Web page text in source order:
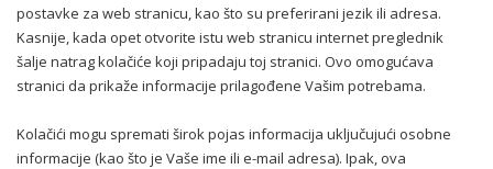
postavke za web stranicu, kao što su preferirani jezik ili adresa.
Kasnije, kada opet otvorite istu web stranicu internet preglednik
šalje natrag kolačiće koji pripadaju toj stranici. Ovo omogućava
stranici da prikaže informacije prilagođene Vašim potrebama.
Kolačići mogu spremati širok pojas informacija uključujući osobne
informacije (kao što je Vaše ime ili e-mail adresa). Ipak, ova